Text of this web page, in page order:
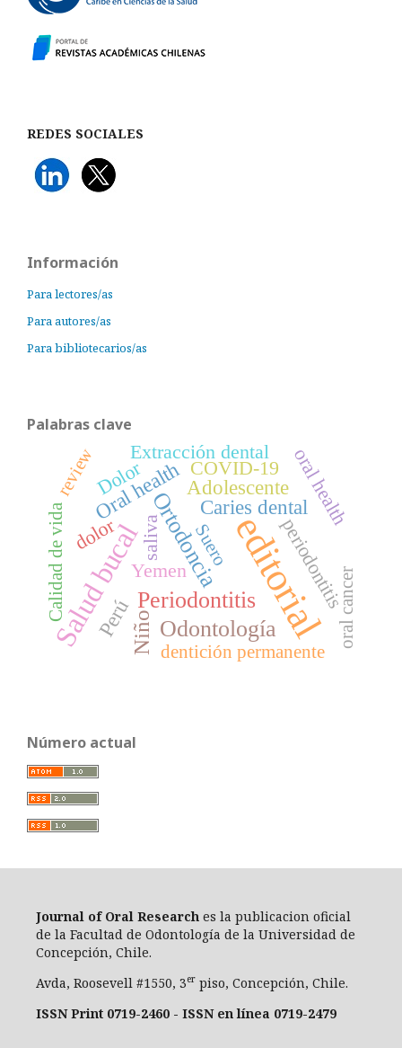
REDES SOCIALES
Información
Para lectores/as
Para autores/as
Para bibliotecarios/as
Palabras clave
editorial
Salud bucalOrtodoncia
Periodontitis
Odontología
Niño
Caries dental
Perú
Oral health Adolescente
periodontitis
saliva
Yemen
oral health
Extracción dental
Dolor
dolor
COVID-19
Calidad de vida
review
Suero
oral cancer
dentición permanente
Número actual
Journal of Oral Research es la publicacion oficial
de la Facultad de Odontología de la Universidad de
Concepción, Chile.
Avda, Roosevell #1550, 3er piso, Concepción, Chile.
ISSN Print 0719-2460 - ISSN en línea 0719-2479